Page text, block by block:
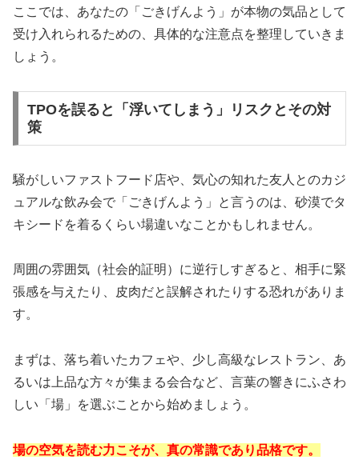
ここでは、あなたの「ごきげんよう」が本物の気品として
受け入れられるための、具体的な注意点を整理していきま
しょう。
TPOを誤ると「浮いてしまう」リスクとその対
策
騒がしいファストフード店や、気心の知れた友人とのカジ
ュアルな飲み会で「ごきげんよう」と言うのは、砂漠でタ
キシードを着るくらい場違いなことかもしれません。
周囲の雰囲気（社会的証明）に逆行しすぎると、相手に緊
張感を与えたり、皮肉だと誤解されたりする恐れがありま
す。
まずは、落ち着いたカフェや、少し高級なレストラン、あ
るいは上品な方々が集まる会合など、言葉の響きにふさわ
しい「場」を選ぶことから始めましょう。
場の空気を読む力こそが、真の常識であり品格です。